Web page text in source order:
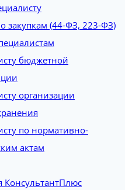
закупкам (44-ФЗ, 223-ФЗ)
бюджетной
организации
по нормативно-
актам
КонсультантПлюс